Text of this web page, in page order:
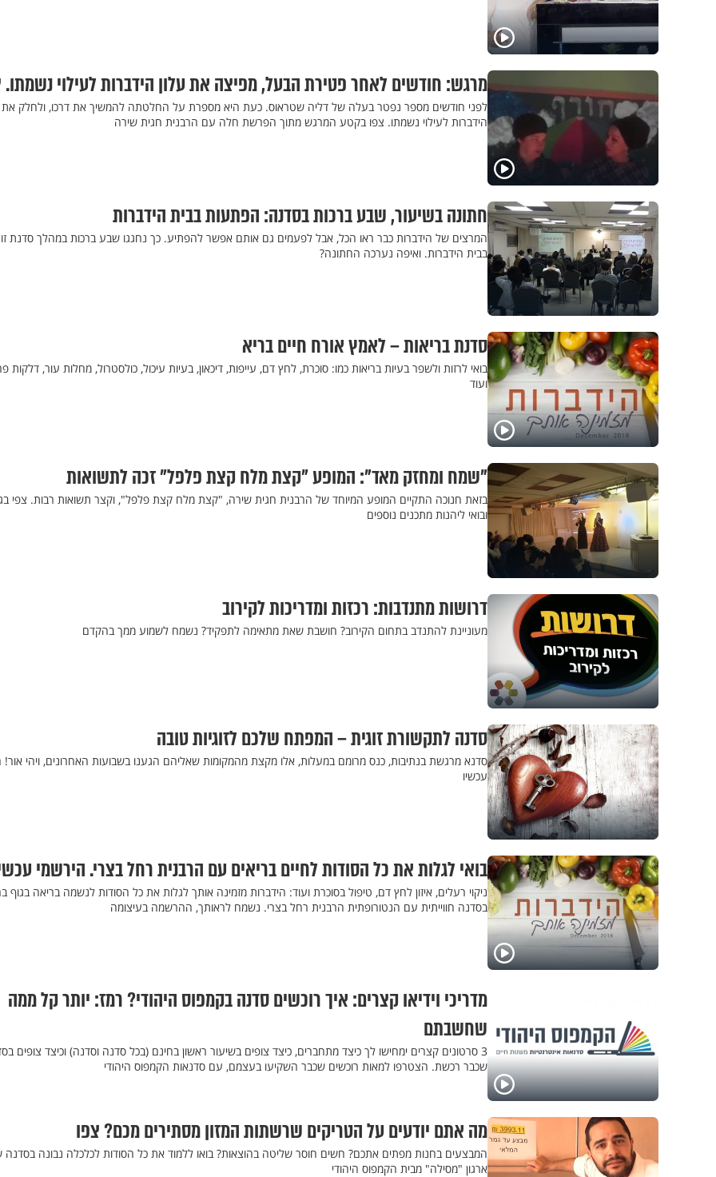
מרגש: חודשים לאחר פטירת הבעל, מפיצה את עלון הידברות לעילוי נשמתו.
לפני חודשים מספר נפטר בעלה של דליה שטראוס. כעת היא מספרת על החלטתה להמשיך את דרכו, ולחלק את
הידברות לעילוי נשמתו. צפו בקטע המרגש מתוך הפרשת חלה עם הרבנית חגית שירה
חתונה בשיעור, שבע ברכות בסדנה: הפתעות בבית הידברות
המרצים של הידברות כבר ראו הכל, אבל לפעמים גם אותם אפשר להפתיע. כך נחגגו שבע ברכות במהלך סדנת
בבית הידברות. ואיפה נערכה החתונה?
סדנת בריאות – לאמץ אורח חיים בריא
בואי לרזות ולשפר בעיות בריאות כמו: סוכרת, לחץ דם, עייפות, דיכאון, בעיות עיכול, כולסטרול, מחלות עור, דלקות
ועוד
"שמח ומחזק מאד": המופע "קצת מלח קצת פלפל" זכה לתשואות
בזאת חנוכה התקיים המופע המיוחד של הרבנית חגית שירה, "קצת מלח קצת פלפל", וקצר תשואות רבות. צפי
ובואי ליהנות מתכנים נוספים
דרושות מתנדבות: רכזות ומדריכות לקירוב
מעוניינת להתנדב בתחום הקירוב? חושבת שאת מתאימה לתפקיד? נשמח לשמוע ממך בהקדם
סדנה לתקשורת זוגית – המפתח שלכם לזוגיות טובה
סדנא מרגשת בנתיבות, כנס מרומם במעלות, אלו מקצת מהמקומות שאליהם הגענו בשבועות האחרונים, ויהי אור!
עכשיו
בואי לגלות את כל הסודות לחיים בריאים עם הרבנית רחל בצרי. הירשמי
ניקוי רעלים, איזון לחץ דם, טיפול בסוכרת ועוד: הידברות מזמינה אותך לגלות את כל הסודות לנשמה בריאה בגוף
בסדנה חווייתית עם הנטורופתית הרבנית רחל בצרי. נשמח לראותך, ההרשמה בעיצומה
מדריכי וידיאו קצרים: איך רוכשים סדנה בקמפוס היהודי? רמז: יותר קל ממה
שחשבתם
3 סרטונים קצרים ימחישו לך כיצד מתחברים, כיצד צופים בשיעור ראשון בחינם (בכל סדנה וסדנה) וכיצד צופים
שכבר רכשת. הצטרפו למאות רוכשים שכבר השקיעו בעצמם, עם סדנאות הקמפוס היהודי
מה אתם יודעים על הטריקים שרשתות המזון מסתירים מכם? צפו
המבצעים בחנות מפתים אתכם? חשים חוסר שליטה בהוצאות? בואו ללמוד את כל הסודות לכלכלה נבונה בסדנה
ארגון "מסילה" מבית הקמפוס היהודי